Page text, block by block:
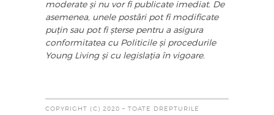
moderate și nu vor fi publicate imediat. De
asemenea, unele postări pot fi modificate
puțin sau pot fi șterse pentru a asigura
conformitatea cu Politicile și procedurile
Young Living și cu legislația în vigoare.
COPYRIGHT (C) 2020 – TOATE DREPTURILE